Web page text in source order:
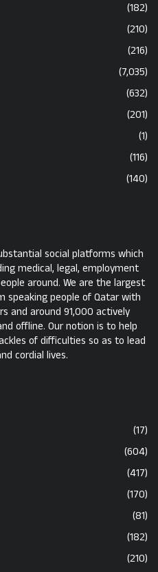
(182)
(210)
(216)
(7,035)
(632)
(201)
(1)
(116)
(140)
social platforms which
medical, legal, employment
around. We are the largest
speaking people of Qatar with
and around 91,000 actively
offline. Our notion is to help
of difficulties so as to lead
cordial lives.
(17)
(604)
(417)
(170)
(81)
(182)
(210)